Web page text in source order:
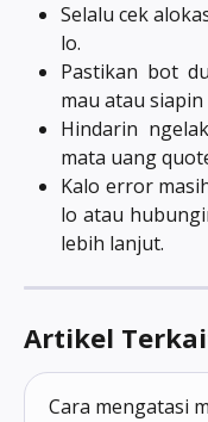
Selalu cek
lo.
Pastikan bot
mau atau
Hindarin
mata uang
Kalo error
lo atau
lebih lanjut.
Artikel
Cara mengatasi